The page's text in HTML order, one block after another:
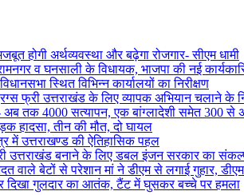
होगी अर्थव्यवस्था और बढ़ेगा रोजगार- सीएम धामी
व घनसाली के विधायक, भाजपा की नई
स्थित विभिन्न कार्यालयों का निरीक्षण
फ्री उत्तराखंड के लिए व्यापक अभियान चलाने के
तक 4000 सत्यापन, एक बांग्लादेशी समेत 300 से
हादसा, तीन की मौत, दो घायल
में उत्तराखण्ड की ऐतिहासिक पहल
उत्तराखंड बनाने के लिए डबल इंजन सरकार का
वाले बेटों से परेशान मां ने डीएम से लगाई गुहार,
दिखा गुलदार का आतंक, टैंट में घुसकर बच्चे पर हमला